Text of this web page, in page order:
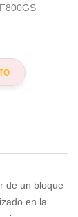
de un bloque
en la